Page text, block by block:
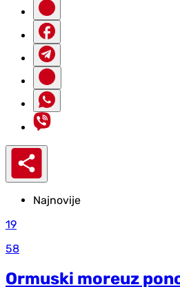
Najnovije
19
58
Ormuski moreuz